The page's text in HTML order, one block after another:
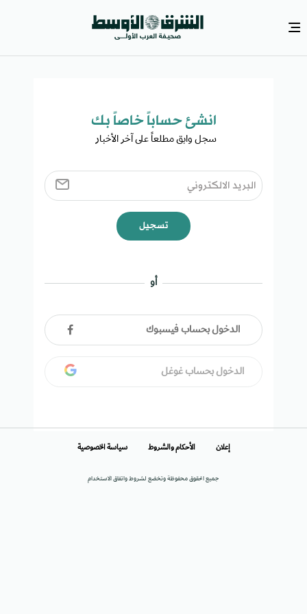
انشئ حساباً خاصاً بك​
سجل وابق مطلعاً على آخر الأخبار ​
تسجيل
أو
الدخول بحساب فيسبوك
الدخول بحساب غوغل
جميع الحقوق محفوظة وتخضع لشروط واتفاق الاستخدام
إعلان الأحكام والشروط سياسة الخصوصية